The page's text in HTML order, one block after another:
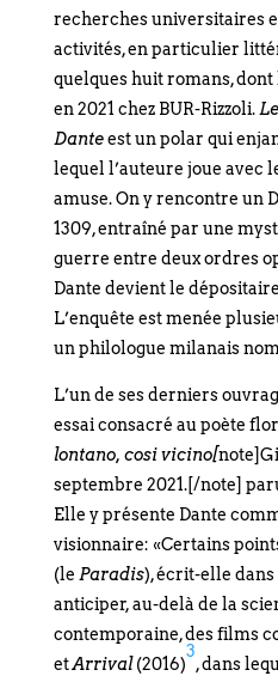
recherches universitaires
activités, en particulier
quelques huit romans, dont
en 2021 chez BUR-Rizzoli.
Danteest un polar qui
lequel l’auteure joue avec
amuse. On y rencontre un
1309, entraîné par une
guerre entre deux ordres
Dante devient le
L’enquête est menée
un philologue milanais
L’un de ses derniers
essai consacré au poète
lontano, cosi vicino[
septembre 2021.[/note]
Elle y présente Dante
visionnaire: «Certains
(le Paradis), écrit-elle
anticiper, au-delà de la
contemporaine, des films
etArrival(2016)
3
, dans